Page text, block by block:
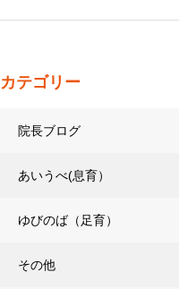
カテゴリー
院長ブログ
あいうべ(息育）
ゆびのば（足育）
その他